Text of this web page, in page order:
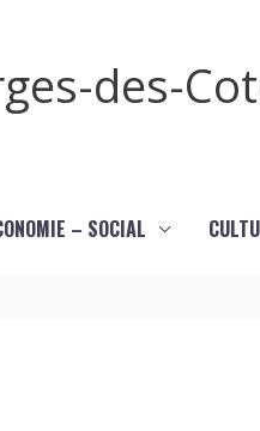
des-
– SOCIAL